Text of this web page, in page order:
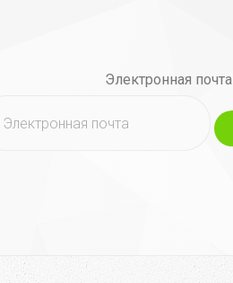
Электронная почта